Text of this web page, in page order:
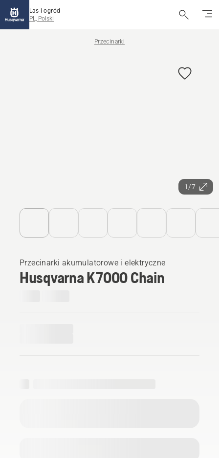
Las i ogród
PL, Polski
Przecinarki
1/7
Przecinarki akumulatorowe i elektryczne
Husqvarna K 7000 Chain